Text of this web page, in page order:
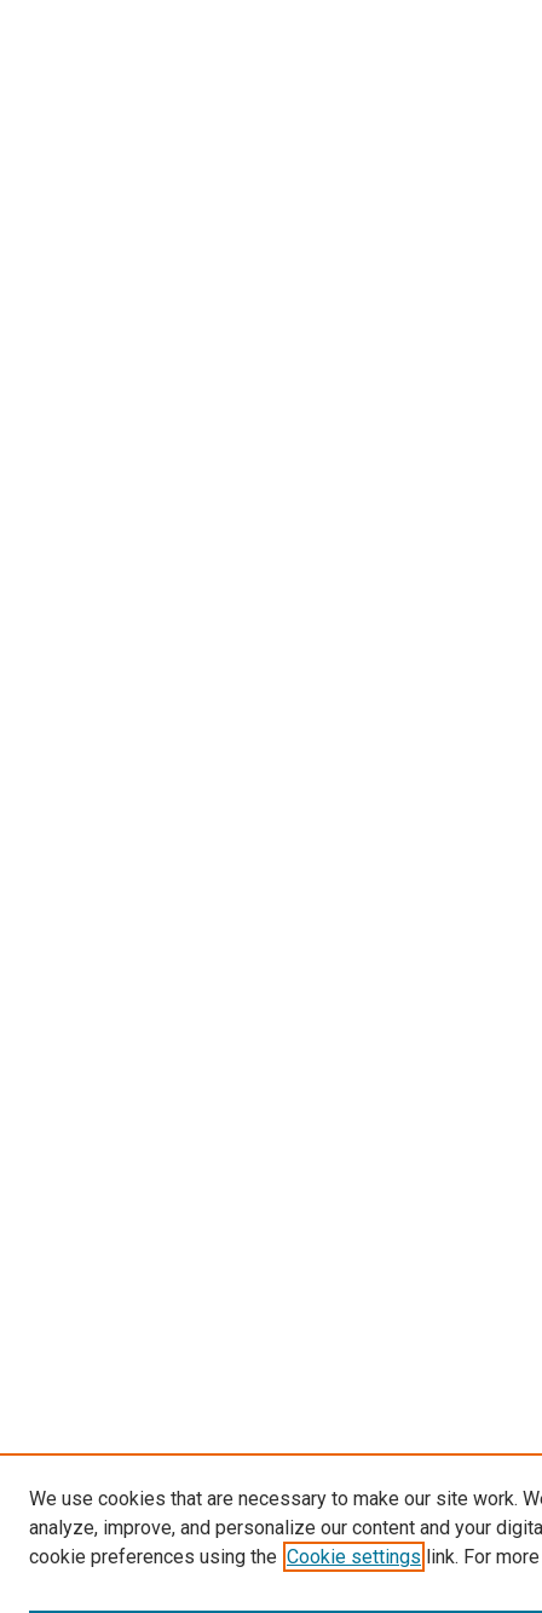
We use cookies that are necessary to make our site work.
analyze, improve, and personalize our content and your
cookie preferences using the Cookie settings link. For